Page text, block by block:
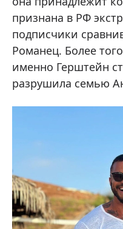
признана в РФ
подписчики
Романец. Более
именно Герштейн
разрушила семью